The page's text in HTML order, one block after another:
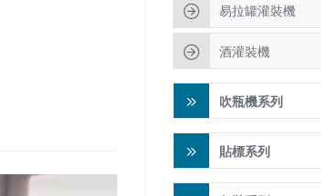
易拉罐灌裝機
酒灌裝機
吹瓶機系列
貼標系列